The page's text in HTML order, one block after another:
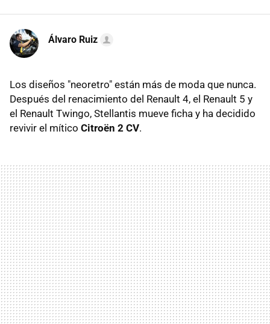
Álvaro Ruiz
Los diseños "neoretro" están más de moda que nunca.
Después del renacimiento del Renault 4, el Renault 5 y
el Renault Twingo, Stellantis mueve ficha y ha decidido
revivir el mítico Citroën 2 CV.